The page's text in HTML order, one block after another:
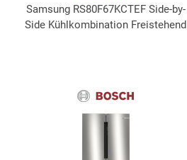
Samsung RS80F67KCTEF Side-by-
Side Kühlkombination Freistehend